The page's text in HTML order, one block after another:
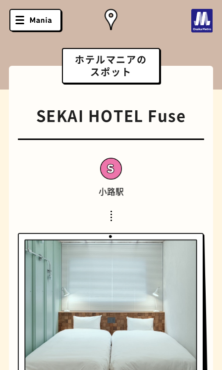
ホテルマニアの
スポット
SEKAI HOTEL Fuse
小路駅